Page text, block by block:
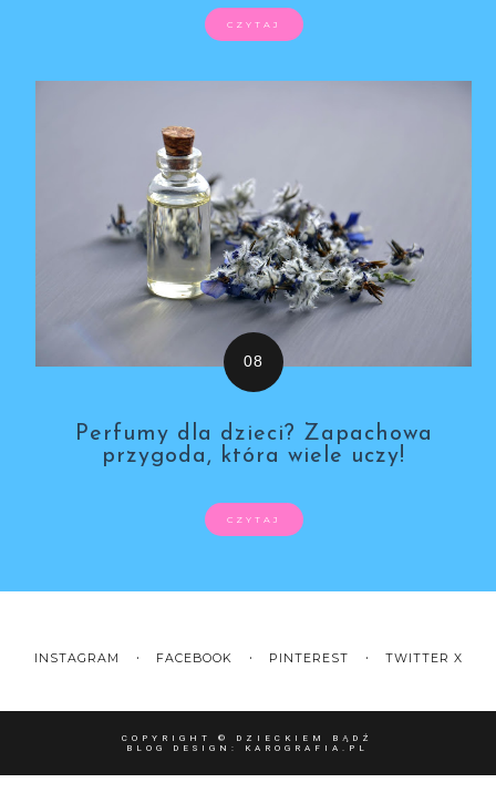
CZYTAJ
Perfumy dla dzieci? Zapachowa
przygoda, która wiele uczy!
CZYTAJ
INSTAGRAM FACEBOOK PINTEREST TWITTER X
COPYRIGHT © DZIECKIEM BĄDŹ
BLOG DESIGN: KAROGRAFIA.PL